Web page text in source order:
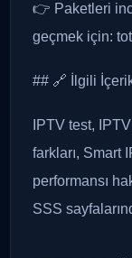
👉 Paketleri
geçmek için:
## 🔗 İlgili
IPTV test,
farkları, Smart
performansı
SSS